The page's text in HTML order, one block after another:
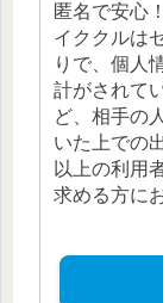
匿名で安心
イククルは
りで、個人
計がされて
ど、相手の
いた上での
以上の利用
求める方に